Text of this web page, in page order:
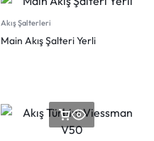
Akış Şalterleri
Main Akış Şalteri Yerli